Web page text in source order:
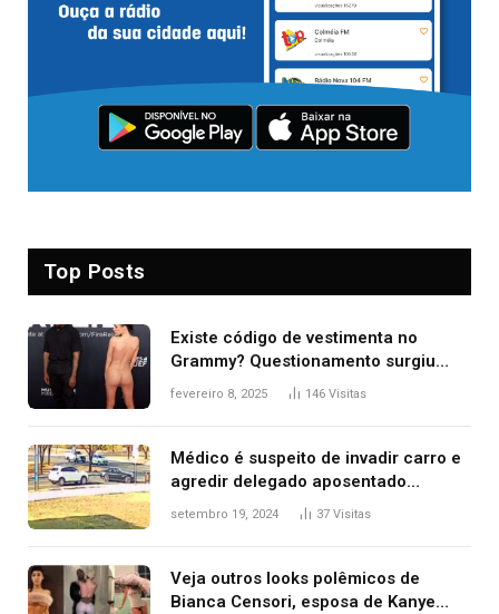
Top Posts
Existe código de vestimenta no
Grammy? Questionamento surgiu
após Bianca Censori, mulher de
fevereiro 8, 2025 146 Visitas
Médico é suspeito de invadir carro e
agredir delegado aposentado
durante confusão no trânsito
setembro 19, 2024 37 Visitas
Veja outros looks polêmicos de
Bianca Censori, esposa de Kanye